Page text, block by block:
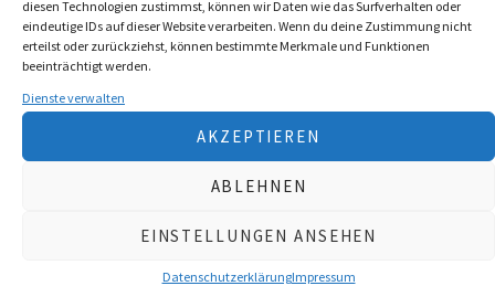
diesen Technologien zustimmst, können wir Daten wie das Surfverhalten oder
eindeutige IDs auf dieser Website verarbeiten. Wenn du deine Zustimmung nicht
erteilst oder zurückziehst, können bestimmte Merkmale und Funktionen
beeinträchtigt werden.
Dienste verwalten
AKZEPTIEREN
ABLEHNEN
EINSTELLUNGEN ANSEHEN
DatenschutzerklärungImpressum